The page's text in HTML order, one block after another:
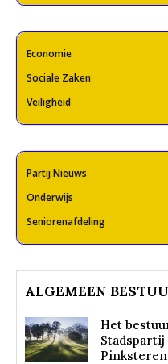
Economie
Sociale Zaken
Veiligheid
Partij Nieuws
Onderwijs
Seniorenafdeling
ALGEMEEN
Het
Pinksteren